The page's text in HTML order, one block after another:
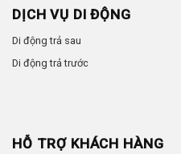
DỊCH VỤ DI ĐỘNG
Di động trả sau
Di động trả trước
HỖ TRỢ KHÁCH HÀNG